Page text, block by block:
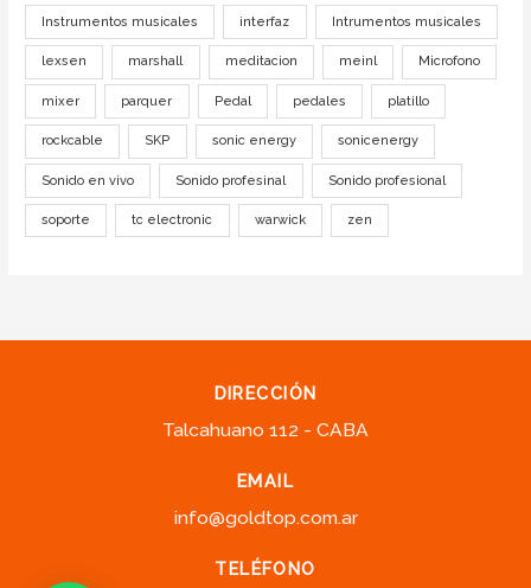
Instrumentos musicales interfaz Intrumentos musicales
lexsen marshall meditacion meinl Microfono
mixer parquer Pedal pedales platillo
rockcable SKP sonic energy sonicenergy
Sonido en vivo Sonido profesinal Sonido profesional
soporte tc electronic warwick zen
DIRECCIÓN
Talcahuano 112 - CABA
EMAIL
info@goldtop.com.ar
TELÉFONO